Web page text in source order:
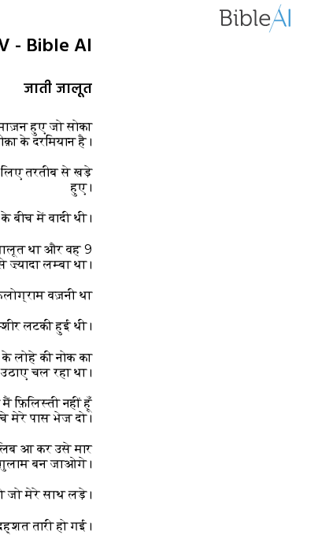
- Bible AI
जाती जालूत
हुए जो सोका
के दरमियान है।
तरतीब से खड़े
हुए।
बीच में वादी थी।
था और वह 9
ज़्यादा लम्बा था।
वज़नी था
लटकी हुई थी।
लोहे की नोक का
चल रहा था।
फ़िलिस्ती नहीं हूँ
मेरे पास भेज दो।
आ कर उसे मार
ग़ुलाम बन जाओगे।
मेरे साथ लड़े।”
तारी हो गई।